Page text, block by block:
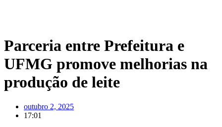
Parceria entre Prefeitura e
UFMG promove melhorias na
produção de leite
outubro 2, 2025
17:01